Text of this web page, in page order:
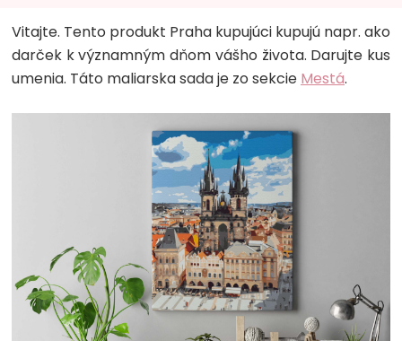
Vitajte. Tento produkt Praha kupujúci kupujú napr. ako
darček k významným dňom vášho života. Darujte kus
umenia. Táto maliarska sada je zo sekcie Mestá.